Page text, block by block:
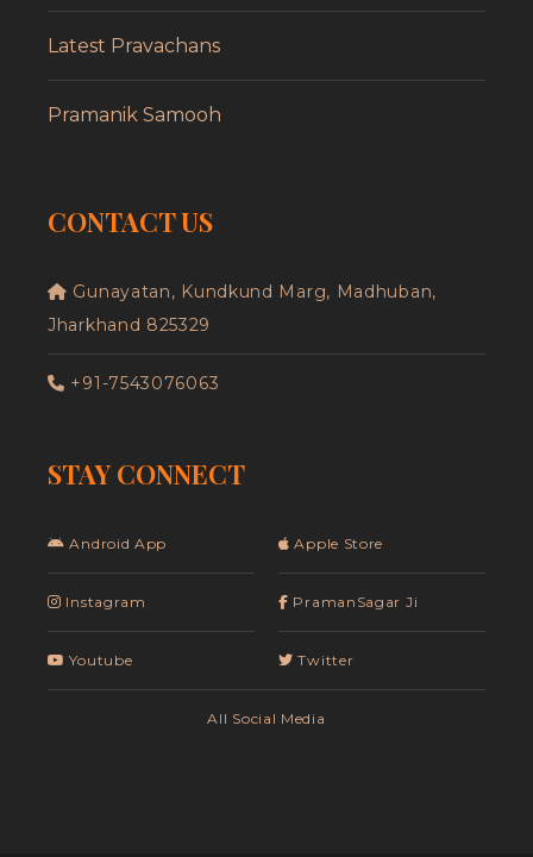
Latest Pravachans
Pramanik Samooh
CONTACT US
Gunayatan, Kundkund Marg, Madhuban,
Jharkhand 825329
+91-7543076063
STAY CONNECT
Android App
Instagram
Youtube
Apple Store
PramanSagar Ji
Twitter
All Social Media